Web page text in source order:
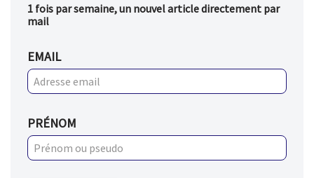
1 fois par semaine, un nouvel article directement par
mail
EMAIL
PRÉNOM